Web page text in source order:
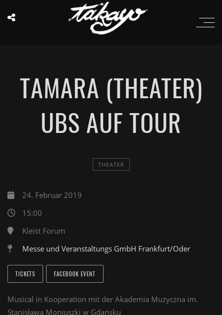
TAMARA (THEATER)
UBS AUF TOUR
THEATER
24. Februar 2019
15:00
Kleist Forum
Messe und Veranstaltungs GmbH Frankfurt/Oder
TICKETS FACEBOOK EVENT
Musical in Kooperation mit der Akademia Muzyczna im.
Stanisława Moniuszki w Gdańsku